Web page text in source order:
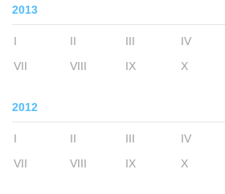
2013
I II III IV
VII
VIII IX X
2012
I II III IV
VII
VIII IX X